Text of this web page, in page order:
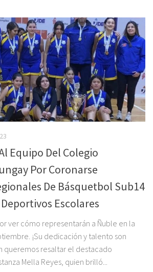
Equipo Del Colegio
Por Coronarse
De Básquetbol Sub14
Escolares
ver cómo representarán a Ñuble en la
¡Su dedicación y talento son
queremos resaltar el destacado
Mella Reyes, quien brilló...